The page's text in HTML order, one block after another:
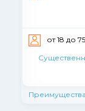
от 18 до
Преимущества